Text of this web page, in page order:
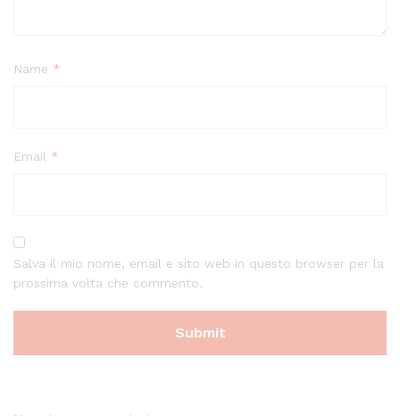
Name *
Email *
Salva il mio nome, email e sito web in questo browser per la
prossima volta che commento.